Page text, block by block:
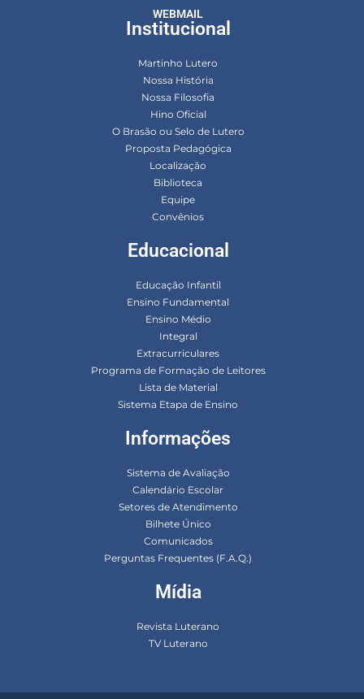
WEBMAIL
Institucional
Martinho Lutero
Nossa História
Nossa Filosofia
Hino Oficial
O Brasão ou Selo de Lutero
Proposta Pedagógica
Localização
Biblioteca
Equipe
Convênios
Educacional
Educação Infantil
Ensino Fundamental
Ensino Médio
Integral
Extracurriculares
Programa de Formação de Leitores
Lista de Material
Sistema Etapa de Ensino
Informações
Sistema de Avaliação
Calendário Escolar
Setores de Atendimento
Bilhete Único
Comunicados
Perguntas Frequentes (F.A.Q.)
Mídia
Revista Luterano
TV Luterano